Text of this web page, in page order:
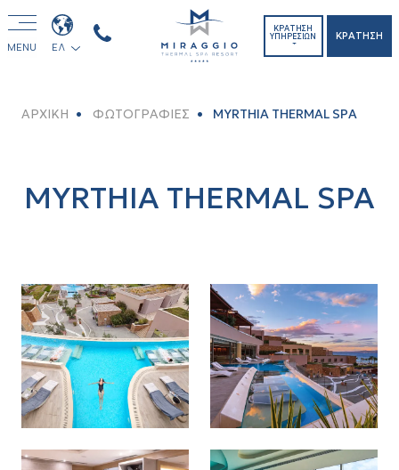
MENU ΕΛ
ΚΡΑΤΗΣΗ
ΥΠΗΡΕΣΙΩΝ
ΚΡΑΤΗΣΗ
ΑΡΧΙΚΗ ΦΩΤΟΓΡΑΦΙΕΣ MYRTHIA THERMAL SPA
MYRTHIA THERMAL SPA